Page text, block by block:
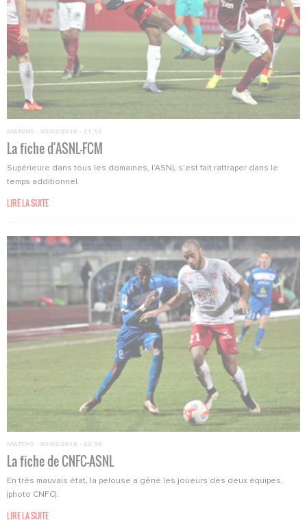
MATCHS · 05/02/2016 - 21:52
La fiche d'ASNL-FCM
Supérieure dans tous les domaines, l’ASNL s’est fait rattraper dans le
temps additionnel.
LIRE LA SUITE
MATCHS · 02/02/2016 - 22:50
La fiche de CNFC-ASNL
En très mauvais état, la pelouse a gêné les joueurs des deux équipes.
(photo CNFC).
LIRE LA SUITE